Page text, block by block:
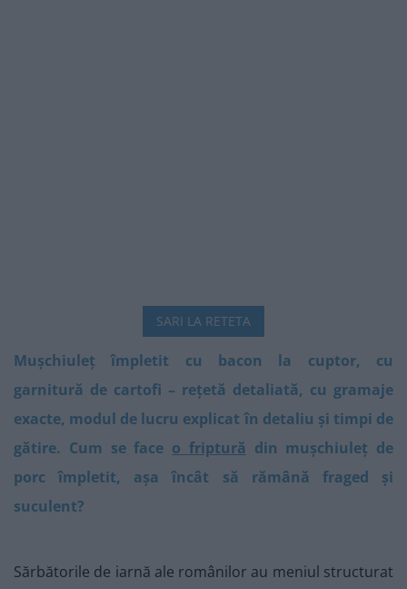
SARI LA RETETA
Mușchiuleț împletit cu bacon la cuptor, cu
garnitură de cartofi – rețetă detaliată, cu gramaje
exacte, modul de lucru explicat în detaliu și timpi de
gătire. Cum se face o friptură din mușchiuleț de
porc împletit, așa încât să rămână fraged și
suculent?
Sărbătorile de iarnă ale românilor au meniul structurat